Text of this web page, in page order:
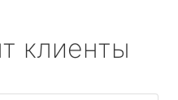
клиенты